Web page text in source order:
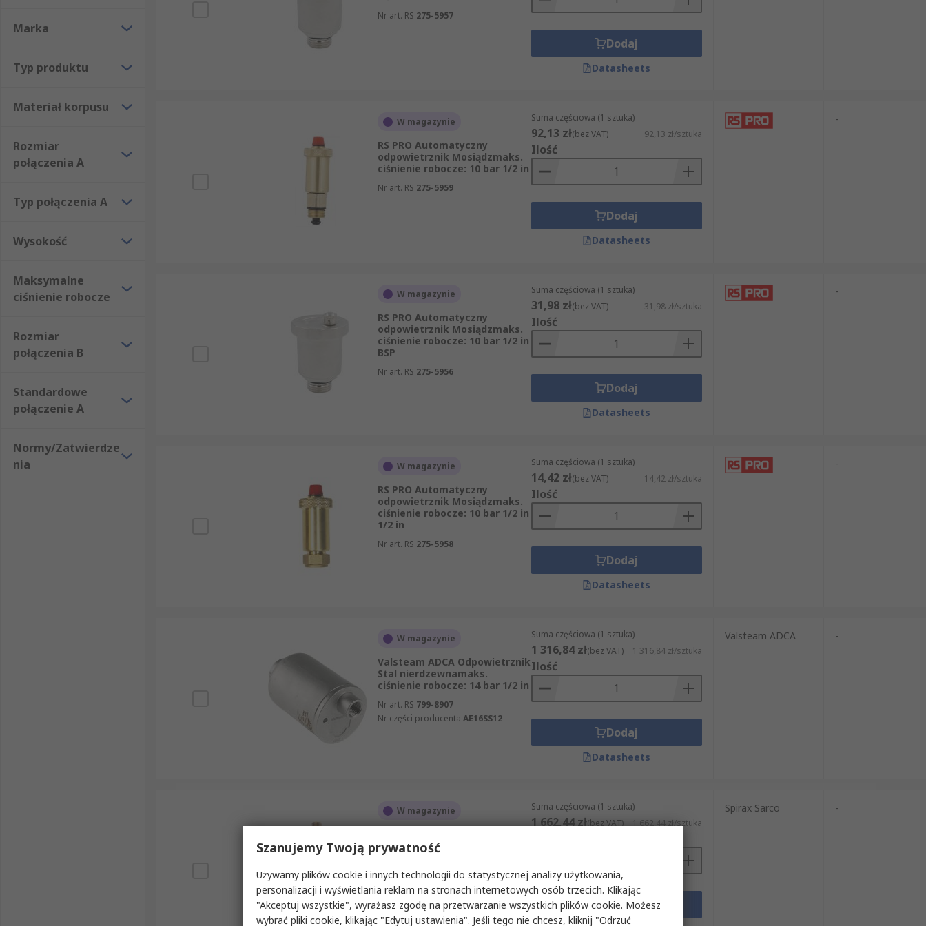
Marka
Typ produktu
Materiał korpusu
Rozmiar
połączenia A
Typ połączenia A
Wysokość
Maksymalne
ciśnienie robocze
Rozmiar
połączenia B
Standardowe
połączenie A
Normy/Zatwierdze
nia
Nr art. RS 275-5957
Dodaj
Datasheets
W magazynie
RS PRO Automatyczny
odpowietrznik Mosiądzmaks.
ciśnienie robocze: 10 bar 1/2 in
Nr art. RS 275-5959
Suma częściowa (1 sztuka)
92,13 zł(bez VAT) 92,13 zł/sztuka
Ilość
Dodaj
Datasheets
-
W magazynie
RS PRO Automatyczny
odpowietrznik Mosiądzmaks.
ciśnienie robocze: 10 bar 1/2 in
BSP
Nr art. RS 275-5956
Suma częściowa (1 sztuka)
31,98 zł(bez VAT) 31,98 zł/sztuka
Ilość
Dodaj
Datasheets
-
W magazynie
RS PRO Automatyczny
odpowietrznik Mosiądzmaks.
ciśnienie robocze: 10 bar 1/2 in
1/2 in
Nr art. RS 275-5958
Suma częściowa (1 sztuka)
14,42 zł(bez VAT) 14,42 zł/sztuka
Ilość
Dodaj
Datasheets
-
W magazynie
Valsteam ADCA Odpowietrznik
Stal nierdzewnamaks.
ciśnienie robocze: 14 bar 1/2 in
Nr art. RS 799-8907
Nr części producenta AE16SS12
Suma częściowa (1 sztuka)
1 316,84 zł(bez VAT) 1 316,84 zł/sztuka
Ilość
Dodaj
Datasheets
Valsteam ADCA -
W magazynie
odpowietrznik Miedźmaks.
ciśnienie robocze: 10 bar 1/2 in
1/4 in
Nr art. RS 365-6820
Nr części producenta170400
Suma częściowa (1 sztuka)
1 662,44 zł(bez VAT) 1 662,44 zł/sztuka
Dodaj
Spirax Sarco -
Szanujemy Twoją prywatność
Używamy plików cookie i innych technologii do statystycznej analizy użytkowania,
personalizacji i wyświetlania reklam na stronach internetowych osób trzecich. Klikając
"Akceptuj wszystkie", wyrażasz zgodę na przetwarzanie wszystkich plików cookie. Możesz
wybrać pliki cookie, klikając "Edytuj ustawienia". Jeśli tego nie chcesz, kliknij "Odrzuć